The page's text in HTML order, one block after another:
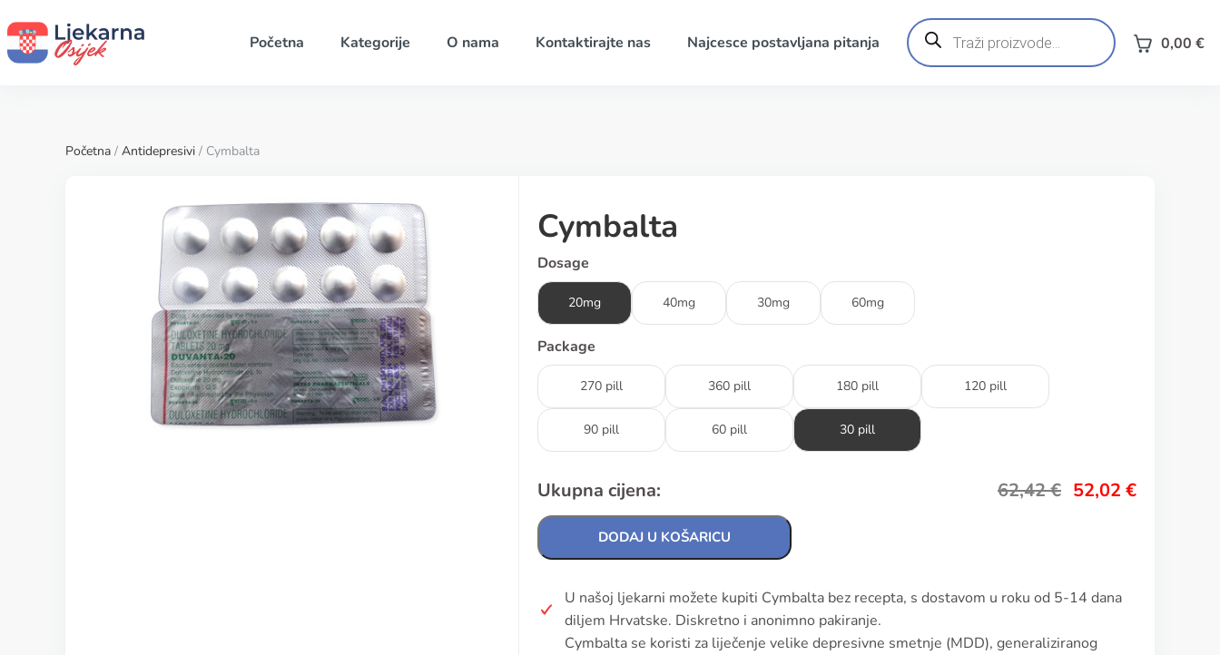
Početna Kategorije O nama Kontaktirajte nas Najcesce postavljana pitanja
Products
search 0,00 €
Početna / Antidepresivi / Cymbalta
Cymbalta
Dosage
20mg 40mg 30mg 60mg
Package
270 pill 360 pill 180 pill 120 pill
90 pill 60 pill 30 pill
Ukupna cijena: 62,42€ 52,02 €
DODAJ U KOŠARICU
U našoj ljekarni možete kupiti Cymbalta bez recepta, s dostavom u roku od 5-14 dana
diljem Hrvatske. Diskretno i anonimno pakiranje.
Cymbalta se koristi za liječenje velike depresivne smetnje (MDD), generaliziranog